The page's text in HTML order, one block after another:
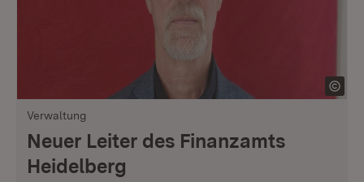
Verwaltung
Neuer Leiter des Finanzamts
Heidelberg